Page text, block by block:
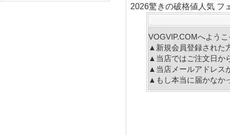
2026驚きの破格値人気 フ
VOGVIP.COMへよう
▲新規会員登録された
▲当店ではご注文日か
▲当店メールアドレス
▲もし本当に届かなか